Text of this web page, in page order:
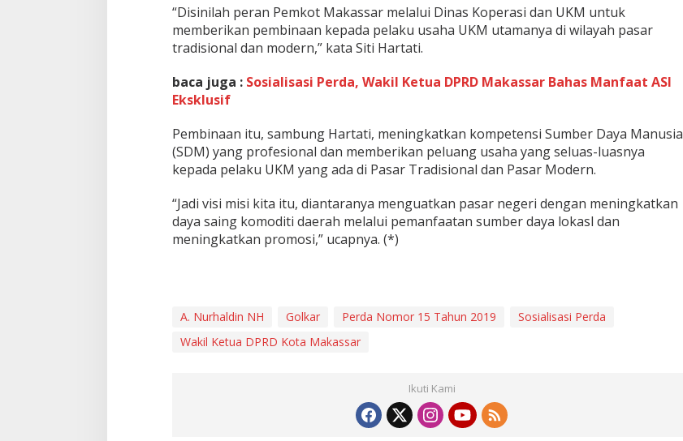
“Disinilah peran Pemkot Makassar melalui Dinas Koperasi dan UKM untuk
memberikan pembinaan kepada pelaku usaha UKM utamanya di wilayah pasar
tradisional dan modern,” kata Siti Hartati.
baca juga : Sosialisasi Perda, Wakil Ketua DPRD Makassar Bahas Manfaat ASI
Eksklusif
Pembinaan itu, sambung Hartati, meningkatkan kompetensi Sumber Daya Manusia
(SDM) yang profesional dan memberikan peluang usaha yang seluas-luasnya
kepada pelaku UKM yang ada di Pasar Tradisional dan Pasar Modern.
“Jadi visi misi kita itu, diantaranya menguatkan pasar negeri dengan meningkatkan
daya saing komoditi daerah melalui pemanfaatan sumber daya lokasl dan
meningkatkan promosi,” ucapnya. (*)
A. Nurhaldin NH Golkar Perda Nomor 15 Tahun 2019
Sosialisasi Perda
Wakil Ketua DPRD Kota Makassar
Ikuti Kami